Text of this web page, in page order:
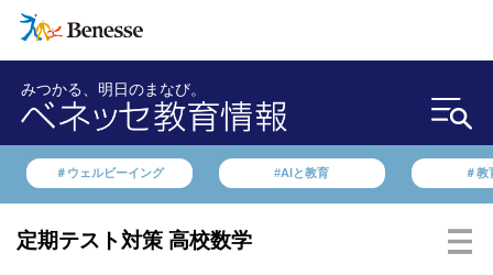
みつかる、明日のまなび。
＃ウェルビーイング #AIと教育 ＃教
定期テスト対策 高校数学